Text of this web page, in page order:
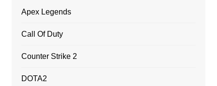
Apex Legends
Call Of Duty
Counter Strike 2
DOTA2